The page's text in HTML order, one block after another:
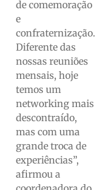
de comemoração
e
confraternização.
Diferente das
nossas reuniões
mensais, hoje
temos um
networking mais
descontraído,
mas com uma
grande troca de
experiências”,
afirmou a